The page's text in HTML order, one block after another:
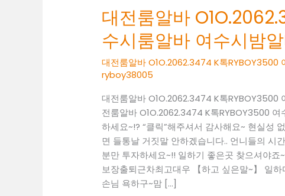
대전룸알바
수시룸알바 여수시밤
대전룸알바 O1O.2062.3474 K톡
ryboy38005
대전룸알바 O1O.2062.3474 K톡RYBOY3500
전룸알바 O1O.2062.3474 K톡RYBOY3500
하세요~!? “클릭”해주셔서 감사해요~ 현실성
면 들통날 거짓말 안하겠습니다.. 언니들의 시
분만 투자하세요~!! 일하기 좋은곳 찾으셔야
보장출퇴근차최고대우 【하고 싶은말~】 일
손님 욕하구~맘 […]
알
O1O.2062.3474
톡
RYBOY3500
여
수
시
룸
알
바
여